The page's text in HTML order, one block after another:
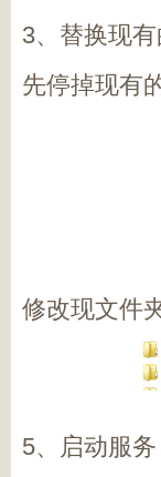
3、替换现
先停掉现有
修改现文件
5、启动服